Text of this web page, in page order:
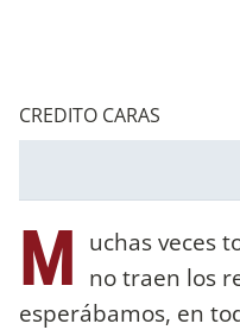
CREDITO CARAS
M uchas veces
no traen los
esperábamos, en